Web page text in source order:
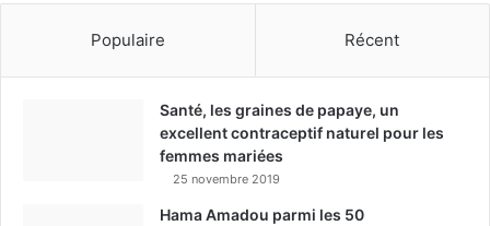
Populaire Récent
Santé, les graines de papaye, un
excellent contraceptif naturel pour les
femmes mariées
25 novembre 2019
Hama Amadou parmi les 50